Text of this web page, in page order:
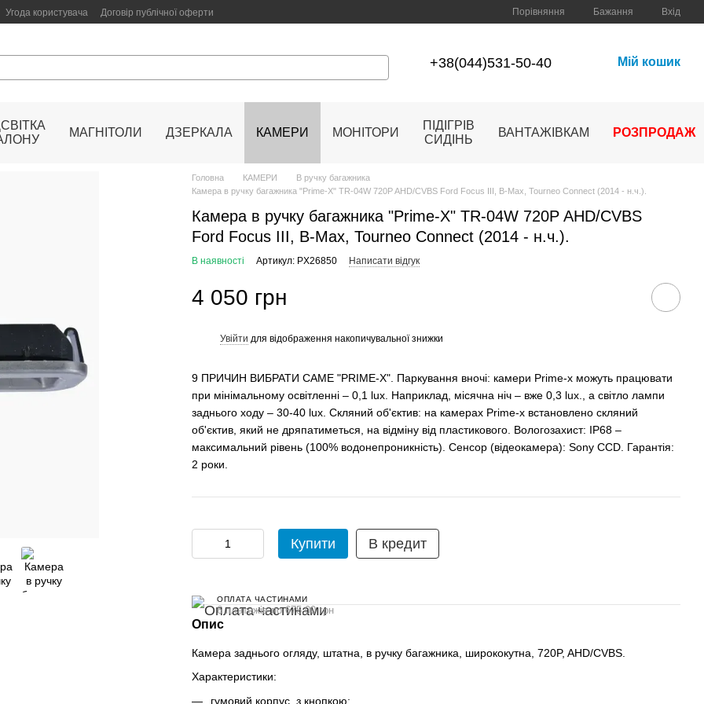
Угода користувача Договір публічної оферти Порівняння Бажання Вхід
+38(044)531-50-40 Мій кошик
МАГНІТОЛИ ДЗЕРКАЛА КАМЕРИ МОНІТОРИ
ПІДІГРІВ
СИДІНЬ
ВАНТАЖІВКАМ РОЗПРОДАЖ
Головна КАМЕРИ
В ручку багажника
Камера в ручку багажника "Prime-X" TR-04W 720P AHD/CVBS Ford Focus III, B-Max, Tourneo Connect (2014 - н.ч.).
Камера в ручку багажника "Prime-X" TR-04W 720P AHD/CVBS
Ford Focus III, B-Max, Tourneo Connect (2014 - н.ч.).
В наявності Артикул: PX26850 Написати відгук
4 050 грн
Увійти для відображення накопичувальної знижки
9 ПРИЧИН ВИБРАТИ САМЕ "PRIME-X". Паркування вночі: камери Prime-x можуть працювати
при мінімальному освітленні – 0,1 lux. Наприклад, місячна ніч – вже 0,3 lux., а світло лампи
заднього ходу – 30-40 lux. Скляний об'єктив: на камерах Prime-x встановлено скляний
об'єктив, який не дряпатиметься, на відміну від пластикового. Вологозахист: IP68 –
максимальний рівень (100% водонепроникність). Сенсор (відеокамера): Sony CCD. Гарантія:
2 роки.
Купити В кредит
ОПЛАТА ЧАСТИНАМИ
6 платежів по 675.00 грн
Опис
Камера заднього огляду, штатна, в ручку багажника, ширококутна, 720P, AHD/CVBS.
Характеристики:
гумовий корпус, з кнопкою;